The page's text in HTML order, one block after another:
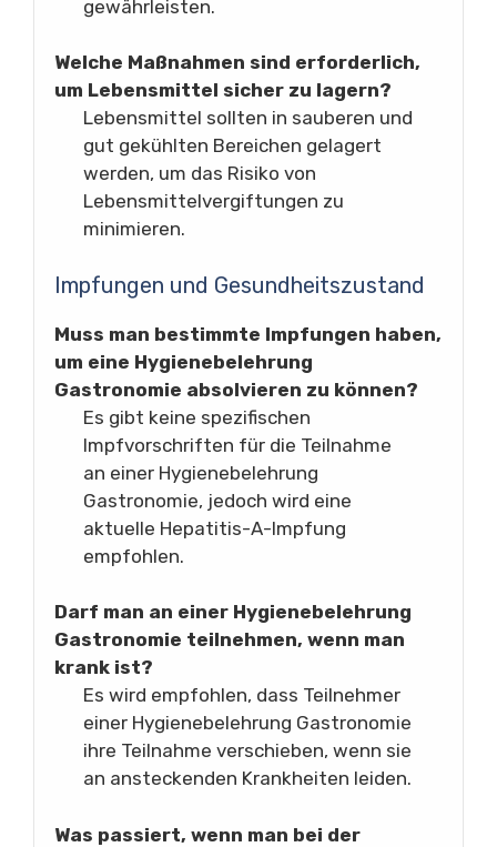
gewährleisten.
Welche Maßnahmen sind erforderlich,
um Lebensmittel sicher zu lagern?
Lebensmittel sollten in sauberen und
gut gekühlten Bereichen gelagert
werden, um das Risiko von
Lebensmittelvergiftungen zu
minimieren.
Impfungen und Gesundheitszustand
Muss man bestimmte Impfungen haben,
um eine Hygienebelehrung
Gastronomie absolvieren zu können?
Es gibt keine spezifischen
Impfvorschriften für die Teilnahme
an einer Hygienebelehrung
Gastronomie, jedoch wird eine
aktuelle Hepatitis-A-Impfung
empfohlen.
Darf man an einer Hygienebelehrung
Gastronomie teilnehmen, wenn man
krank ist?
Es wird empfohlen, dass Teilnehmer
einer Hygienebelehrung Gastronomie
ihre Teilnahme verschieben, wenn sie
an ansteckenden Krankheiten leiden.
Was passiert, wenn man bei der